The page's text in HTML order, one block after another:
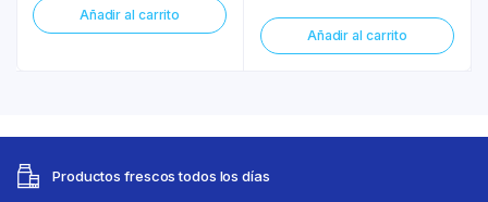
Añadir al carrito
Añadir al carrito
Productos frescos todos los días